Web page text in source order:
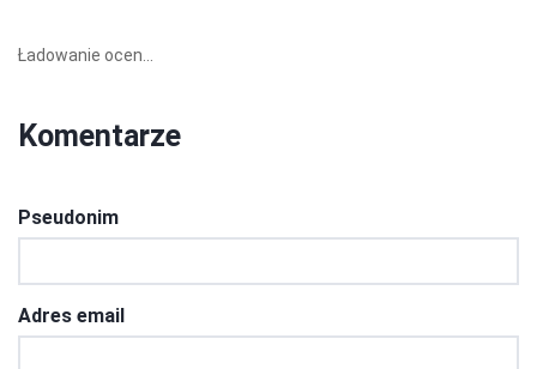
Ładowanie ocen...
Komentarze
Pseudonim
Adres email